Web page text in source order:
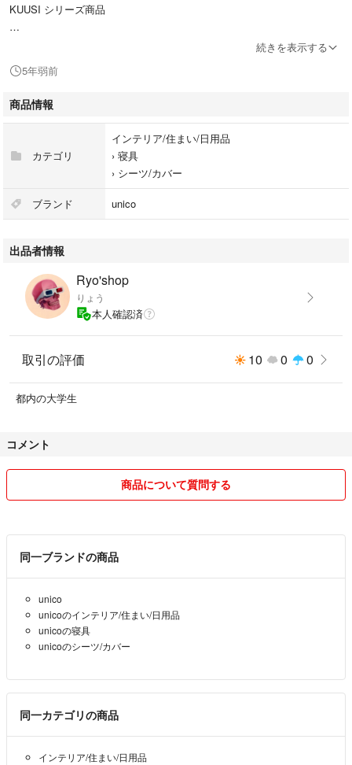
KUUSI シリーズ商品
材質 ポリエステル 100%
洗濯可(ネット使用)。
お洗濯後は縮み、ゆがみ、色落ちが生じますのでご了承ください。お洗濯
後はすぐに形を整えて陰干ししてください。滑脱する恐れがありますの
で、柔軟剤のご使用はお避けください。
注意事項
【ご使用前のお願い】
素材の特性上、摩擦により毛羽が倒れたり毛抜け、毛玉などが生じること
がありますのでご了承ください。購入後に臭いを感じられた場合は、風通
しの良い場所で干してからお使いください。
【ご使用上の注意】
移りしますのでご注意ください。摩擦により、カバーの内側に繊維くずが
たまった場合は取り除いてください。直射日光や蛍光灯に長時間あたると
また、unicoのオンラインストアよりも早く発送いたします！！
続きを表示する
5年弱前
商品情報
カテゴリ
インテリア/住まい/日用品
› 寝具
› シーツ/カバー
ブランド unico
出品者情報
Ryo'shop
りょう
本人確認済
取引の評価 10 0 0
都内の大学生
コメント
商品について質問する
同一ブランドの商品
unico
unicoのインテリア/住まい/日用品
unicoの寝具
unicoのシーツ/カバー
同一カテゴリの商品
インテリア/住まい/日用品